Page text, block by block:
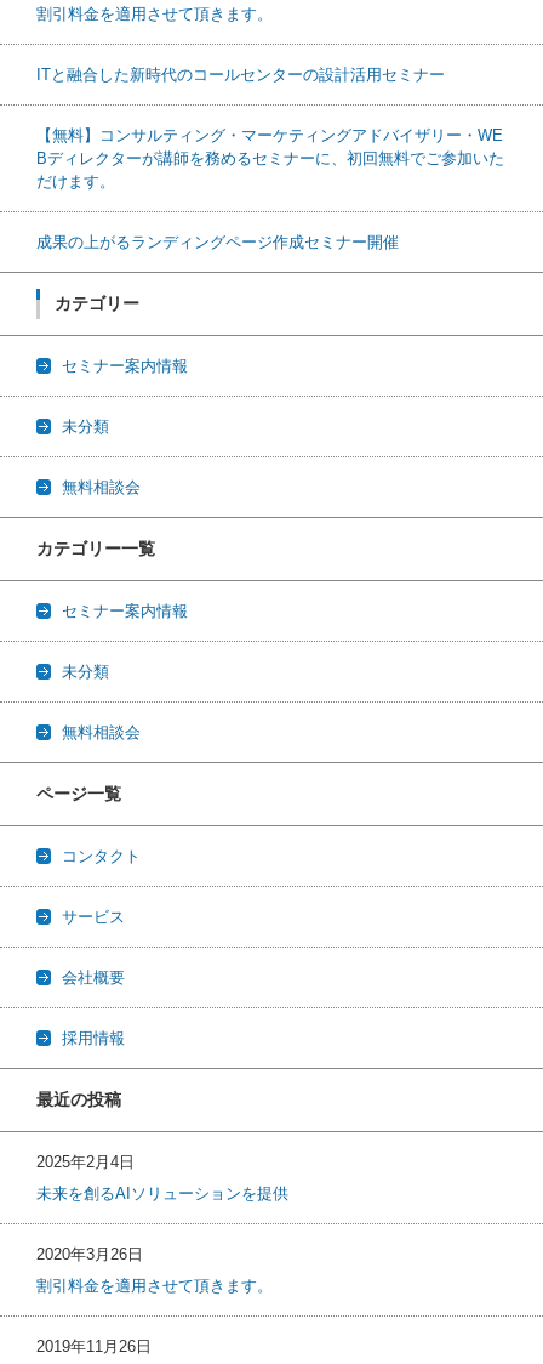
割引料金を適用させて頂きます。
ITと融合した新時代のコールセンターの設計活用セミナー
【無料】コンサルティング・マーケティングアドバイザリー・WE
Bディレクターが講師を務めるセミナーに、初回無料でご参加いた
だけます。
成果の上がるランディングページ作成セミナー開催
カテゴリー
セミナー案内情報
未分類
無料相談会
カテゴリー一覧
セミナー案内情報
未分類
無料相談会
ページ一覧
コンタクト
サービス
会社概要
採用情報
最近の投稿
2025年2月4日
未来を創るAIソリューションを提供
2020年3月26日
割引料金を適用させて頂きます。
2019年11月26日